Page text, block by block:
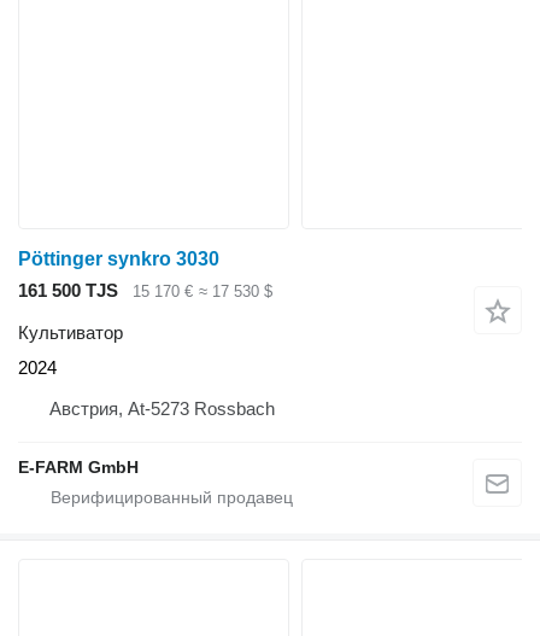
Pöttinger synkro 3030
161 500 TJS
15 170 € ≈ 17 530 $
Культиватор
2024
Австрия, At-5273 Rossbach
E-FARM GmbH